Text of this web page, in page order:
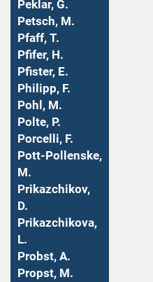
Peklar, G.
Petsch, M.
Pfaff, T.
Pfifer, H.
Pfister, E.
Philipp, F.
Pohl, M.
Polte, P.
Porcelli, F.
Pott-Pollenske,
M.
Prikazchikov,
D.
Prikazchikova,
L.
Probst, A.
Propst, M.